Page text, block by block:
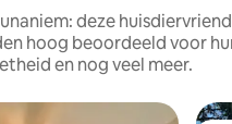
deze
hoog beoordeeld voor
en nog veel meer.